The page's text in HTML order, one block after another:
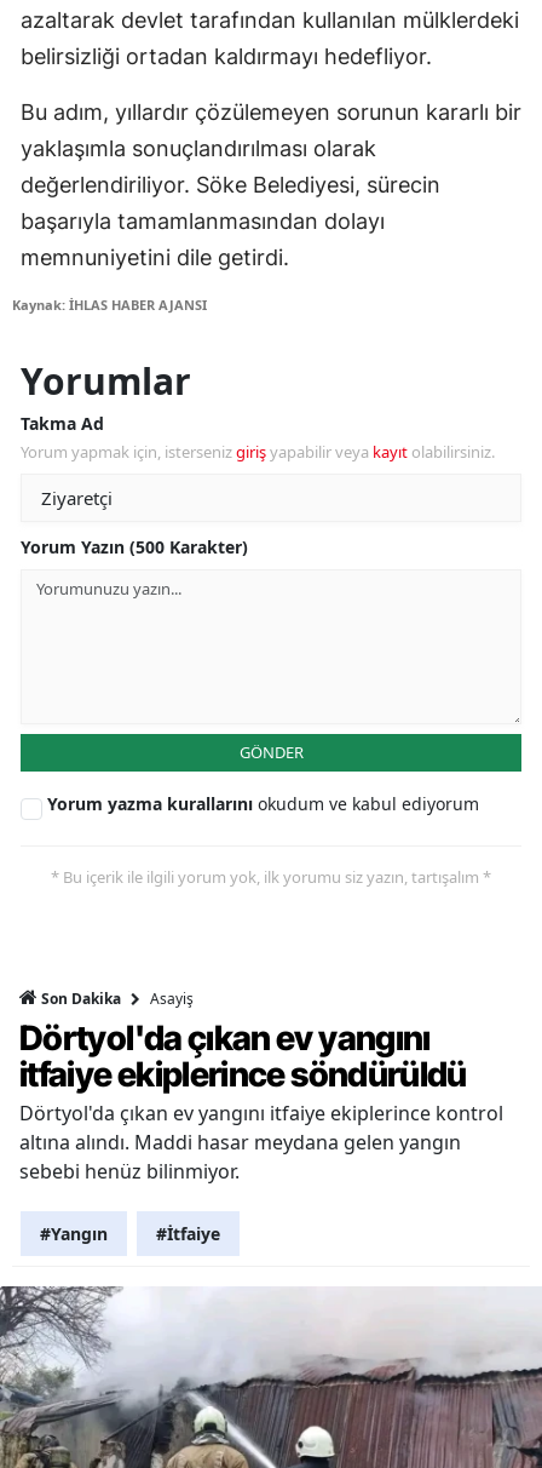
azaltarak devlet tarafından kullanılan mülklerdeki
belirsizliği ortadan kaldırmayı hedefliyor.
Bu adım, yıllardır çözülemeyen sorunun kararlı bir
yaklaşımla sonuçlandırılması olarak
değerlendiriliyor. Söke Belediyesi, sürecin
başarıyla tamamlanmasından dolayı
memnuniyetini dile getirdi.
Kaynak: İHLAS HABER AJANSI
Yorumlar
Takma Ad
Yorum yapmak için, istersenizgirişyapabilir veya kayıt olabilirsiniz.
Yorum Yazın (500 Karakter)
GÖNDER
Yorum yazma kurallarını okudum ve kabul ediyorum
* Bu içerik ile ilgili yorum yok, ilk yorumu siz yazın, tartışalım *
Son Dakika Asayiş
Dörtyol'da çıkan ev yangını
itfaiye ekiplerince söndürüldü
Dörtyol'da çıkan ev yangını itfaiye ekiplerince kontrol
altına alındı. Maddi hasar meydana gelen yangın
sebebi henüz bilinmiyor.
#Yangın #İtfaiye